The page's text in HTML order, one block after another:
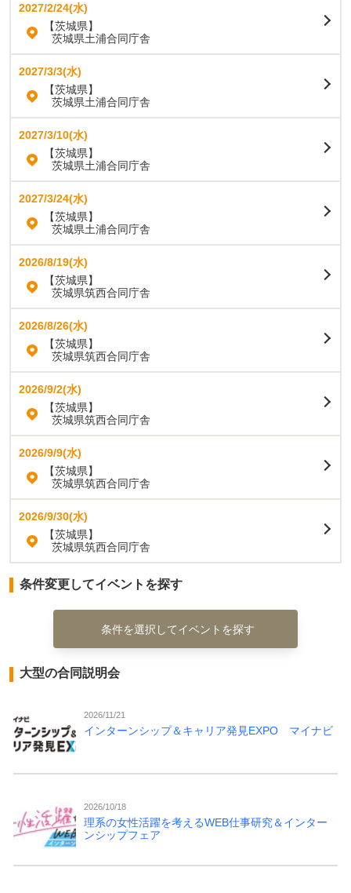
2027/2/24(水)
【茨城県】
茨城県土浦合同庁舎
2027/3/3(水)
【茨城県】
茨城県土浦合同庁舎
2027/3/10(水)
【茨城県】
茨城県土浦合同庁舎
2027/3/24(水)
【茨城県】
茨城県土浦合同庁舎
2026/8/19(水)
【茨城県】
茨城県筑西合同庁舎
2026/8/26(水)
【茨城県】
茨城県筑西合同庁舎
2026/9/2(水)
【茨城県】
茨城県筑西合同庁舎
2026/9/9(水)
【茨城県】
茨城県筑西合同庁舎
2026/9/30(水)
【茨城県】
茨城県筑西合同庁舎
条件変更してイベントを探す
条件を選択してイベントを探す
大型の合同説明会
2026/11/21
インターンシップ＆キャリア発見EXPO マイナビ
2026/10/18
理系の女性活躍を考えるWEB仕事研究＆インター
ンシップフェア